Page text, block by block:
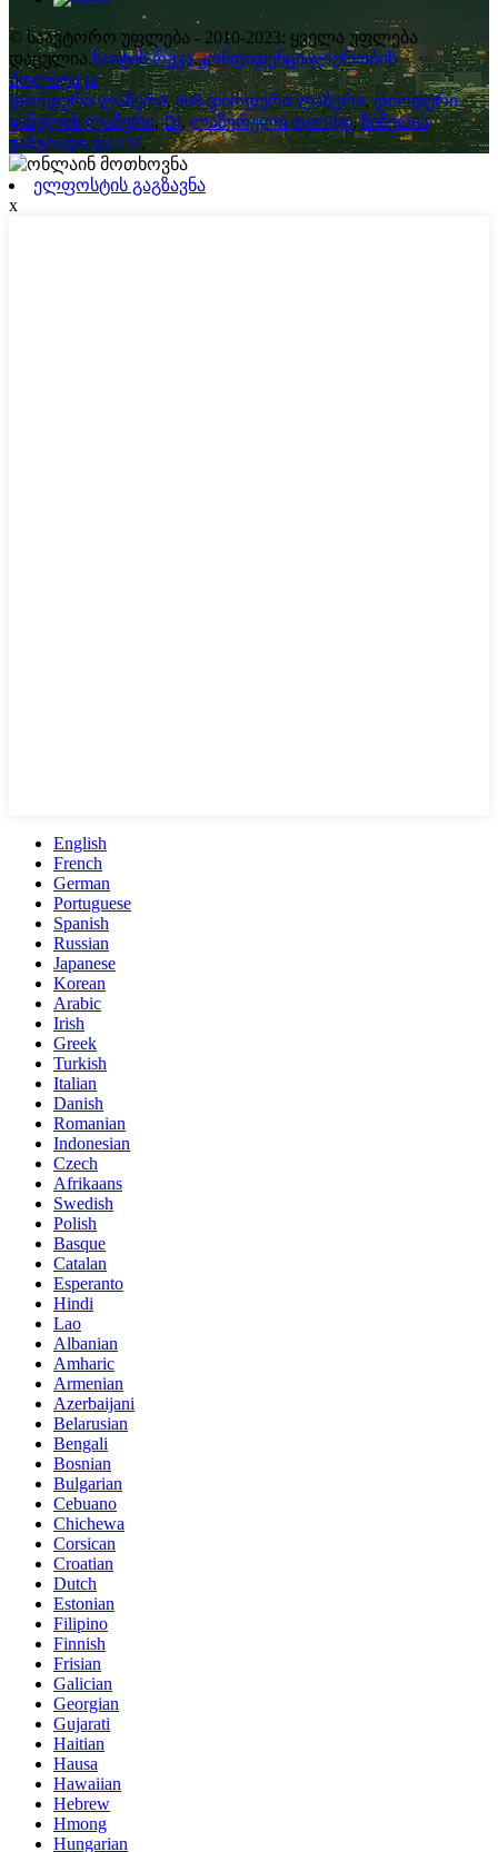
© საავტორო უფლება - 2010-2023: ყველა უფლება
დაცულია.საიტის რუკა,კონფიდენციალურობის
პოლიტიკა
დიოდური ლაზერი,808 დიოდური ლაზერი, დიოდური
ყინულის ლაზერი,Dl, ლაზერული დიოდი,ჩინეთის
ჟანგბადი და O2,
ელფოსტის გაგზავნა
x
English
French
German
Portuguese
Spanish
Russian
Japanese
Korean
Arabic
Irish
Greek
Turkish
Italian
Danish
Romanian
Indonesian
Czech
Afrikaans
Swedish
Polish
Basque
Catalan
Esperanto
Hindi
Lao
Albanian
Amharic
Armenian
Azerbaijani
Belarusian
Bengali
Bosnian
Bulgarian
Cebuano
Chichewa
Corsican
Croatian
Dutch
Estonian
Filipino
Finnish
Frisian
Galician
Georgian
Gujarati
Haitian
Hausa
Hawaiian
Hebrew
Hmong
Hungarian